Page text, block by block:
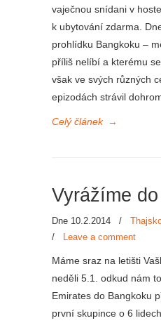
vaječnou snídani v
k ubytování zdarma.
prohlídku Bangkoku –
příliš nelíbí a kterému
však ve svých různých
epizodách strávil
Celý článek →
Vyrážíme
Dne 10.2.2014 /
/
Leave a comment
Máme sraz na letišti
neděli 5.1. odkud nám
Emirates do Bangkoku
první skupince o 6